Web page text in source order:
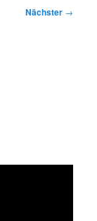
Nächster →